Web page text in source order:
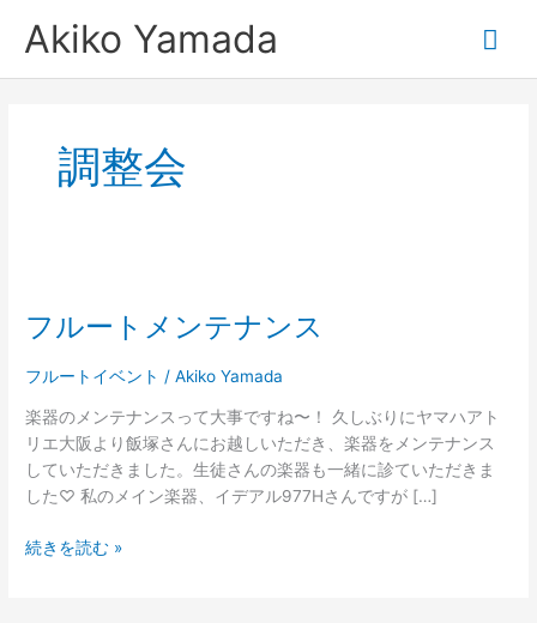
Akiko Yamada
メ
イ
調整会
フルートメンテナンス
フルートイベント /Akiko Yamada
楽器のメンテナンスって大事ですね〜！ 久しぶりにヤマハアト
リエ大阪より飯塚さんにお越しいただき、楽器をメンテナンス
していただきました。生徒さんの楽器も一緒に診ていただきま
した♡ 私のメイン楽器、イデアル977Hさんですが […]
ー
メ
テ
ナ
ン
ス
続きを読む »